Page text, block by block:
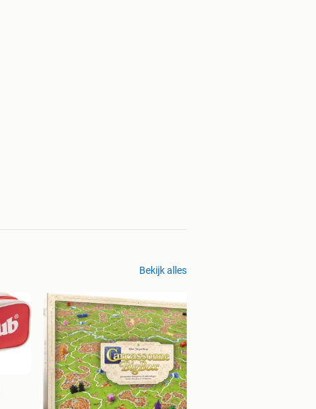
Bekijk alles